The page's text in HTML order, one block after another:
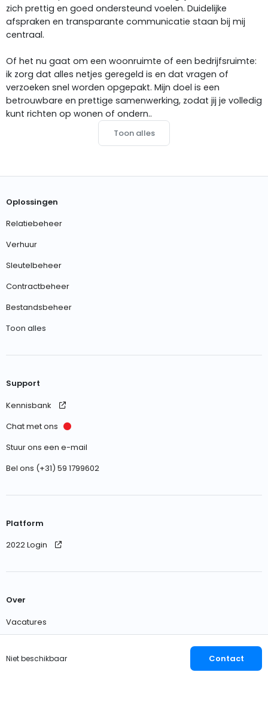
zich prettig en goed ondersteund voelen. Duidelijke
afspraken en transparante communicatie staan bij mij
centraal.
Of het nu gaat om een woonruimte of een bedrijfsruimte:
ik zorg dat alles netjes geregeld is en dat vragen of
verzoeken snel worden opgepakt. Mijn doel is een
betrouwbare en prettige samenwerking, zodat jij je volledig
kunt richten op wonen of ondern..
Toon alles
Niet beschikbaar Contact
Oplossingen
Relatiebeheer
Verhuur
Sleutelbeheer
Contractbeheer
Bestandsbeheer
Toon alles
Support
Kennisbank
Chat met ons
Stuur ons een e-mail
Bel ons (+31) 59 1799602
Platform
2022 Login
Over
Vacatures